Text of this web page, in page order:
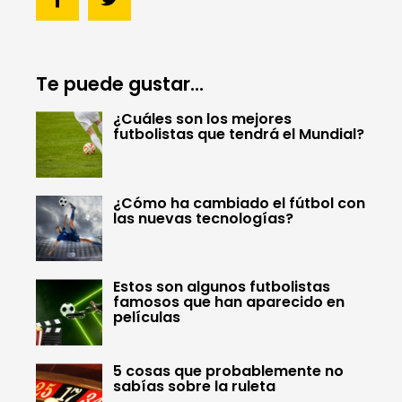
Te puede gustar...
¿Cuáles son los mejores
futbolistas que tendrá el Mundial?
¿Cómo ha cambiado el fútbol con
las nuevas tecnologías?
Estos son algunos futbolistas
famosos que han aparecido en
películas
5 cosas que probablemente no
sabías sobre la ruleta